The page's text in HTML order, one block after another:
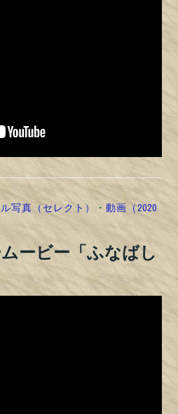
写真（セレクト） ・動画（2020
ービー「ふなばし